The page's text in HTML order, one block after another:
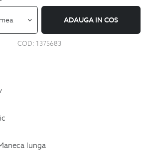
ADAUGA IN COS
COD: 1375683
lunga